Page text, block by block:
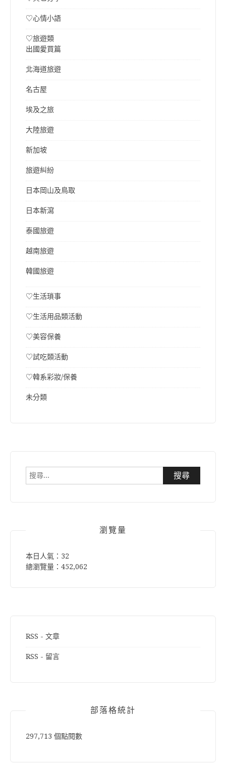
♡心情小語
♡旅遊類
出國愛買篇
北海道旅遊
名古屋
埃及之旅
大陸旅遊
新加坡
旅遊糾紛
日本岡山及鳥取
日本新瀉
泰國旅遊
越南旅遊
韓國旅遊
♡生活瑣事
♡生活用品類活動
♡美容保養
♡試吃類活動
♡韓系彩妝/保養
未分類
搜
瀏覽量
本日人氣：32
總瀏覽量：452,062
RSS - 文章
RSS - 留言
部落格統計
297,713 個點閱數